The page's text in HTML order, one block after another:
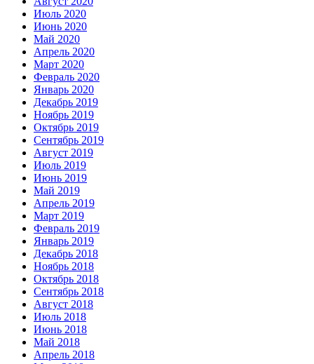
Июль 2020
Июнь 2020
Май 2020
Апрель 2020
Март 2020
Февраль 2020
Январь 2020
Декабрь 2019
Ноябрь 2019
Октябрь 2019
Сентябрь 2019
Август 2019
Июль 2019
Июнь 2019
Май 2019
Апрель 2019
Март 2019
Февраль 2019
Январь 2019
Декабрь 2018
Ноябрь 2018
Октябрь 2018
Сентябрь 2018
Август 2018
Июль 2018
Июнь 2018
Май 2018
Апрель 2018